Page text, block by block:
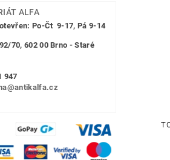
ALFA
Po-Čt 9-17, Pá 9-14
70, 602 00 Brno - Staré
947